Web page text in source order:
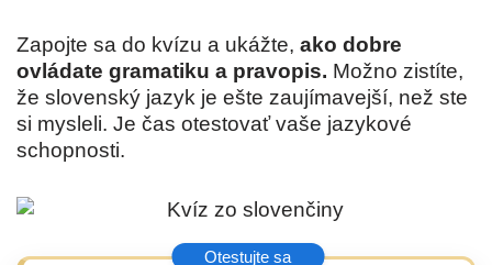
Zapojte sa do kvízu a ukážte, ako dobre
ovládate gramatiku a pravopis. Možno zistíte,
že slovenský jazyk je ešte zaujímavejší, než ste
si mysleli. Je čas otestovať vaše jazykové
schopnosti.